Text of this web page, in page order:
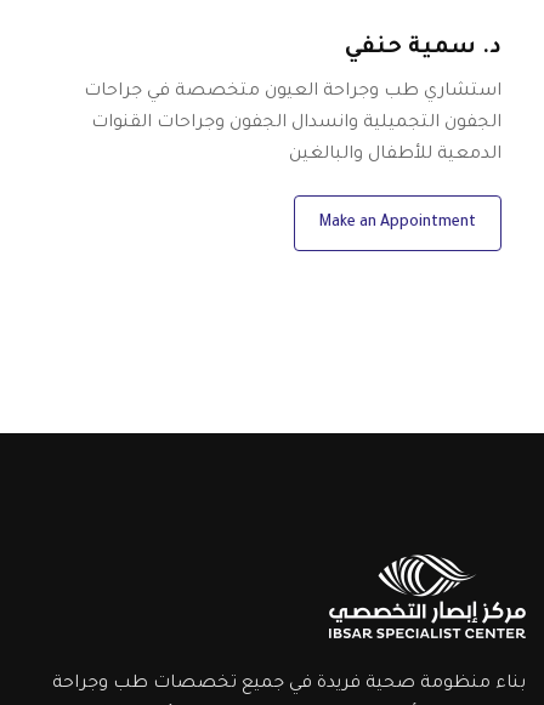
د. سمية حنفي
استشاري طب وجراحة العيون متخصصة في جراحات
الجفون التجميلية وانسدال الجفون وجراحات القنوات
الدمعية للأطفال والبالغين
Make an Appointment
بناء منظومة صحية فريدة في جميع تخصصات طب وجراحة